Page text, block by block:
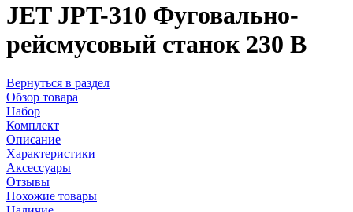
JET JPT-310 Фуговально-
рейсмусовый станок 230 В
Вернуться в раздел
Обзор товара
Набор
Комплект
Описание
Характеристики
Аксессуары
Отзывы
Похожие товары